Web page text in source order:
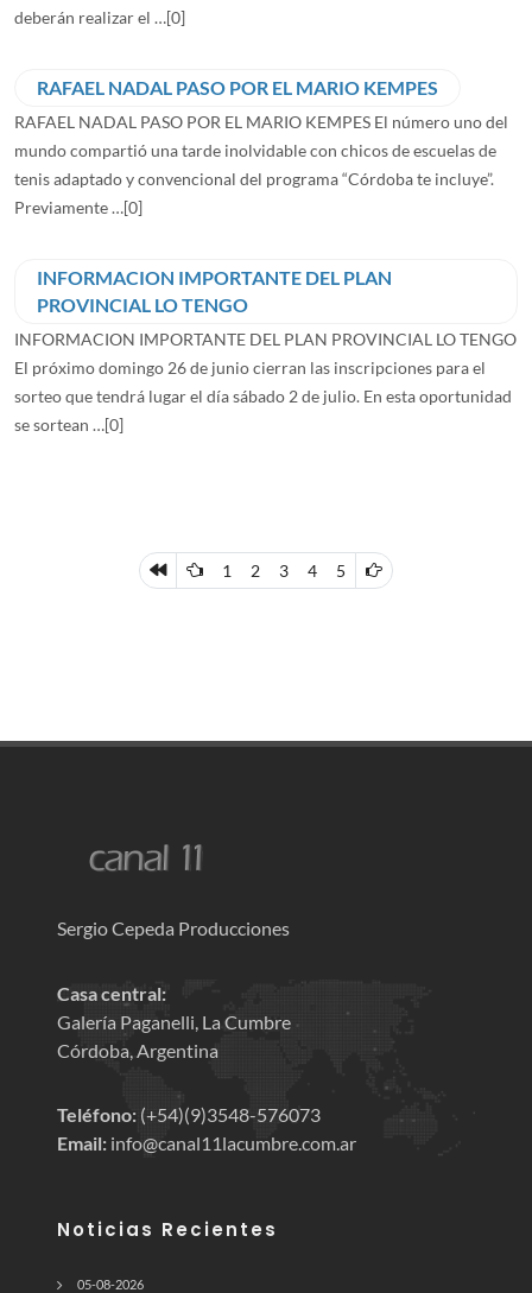
deberán realizar el …[0]
RAFAEL NADAL PASO POR EL MARIO KEMPES
RAFAEL NADAL PASO POR EL MARIO KEMPES El número uno del
mundo compartió una tarde inolvidable con chicos de escuelas de
tenis adaptado y convencional del programa “Córdoba te incluye”.
Previamente …[0]
INFORMACION IMPORTANTE DEL PLAN
PROVINCIAL LO TENGO
INFORMACION IMPORTANTE DEL PLAN PROVINCIAL LO TENGO
El próximo domingo 26 de junio cierran las inscripciones para el
sorteo que tendrá lugar el día sábado 2 de julio. En esta oportunidad
se sortean …[0]
1 2 3 4 5
Sergio Cepeda Producciones
Casa central:
Galería Paganelli, La Cumbre
Córdoba, Argentina
Teléfono: (+54)(9)3548-576073
Email: info@canal11lacumbre.com.ar
Noticias Recientes
05-08-2026